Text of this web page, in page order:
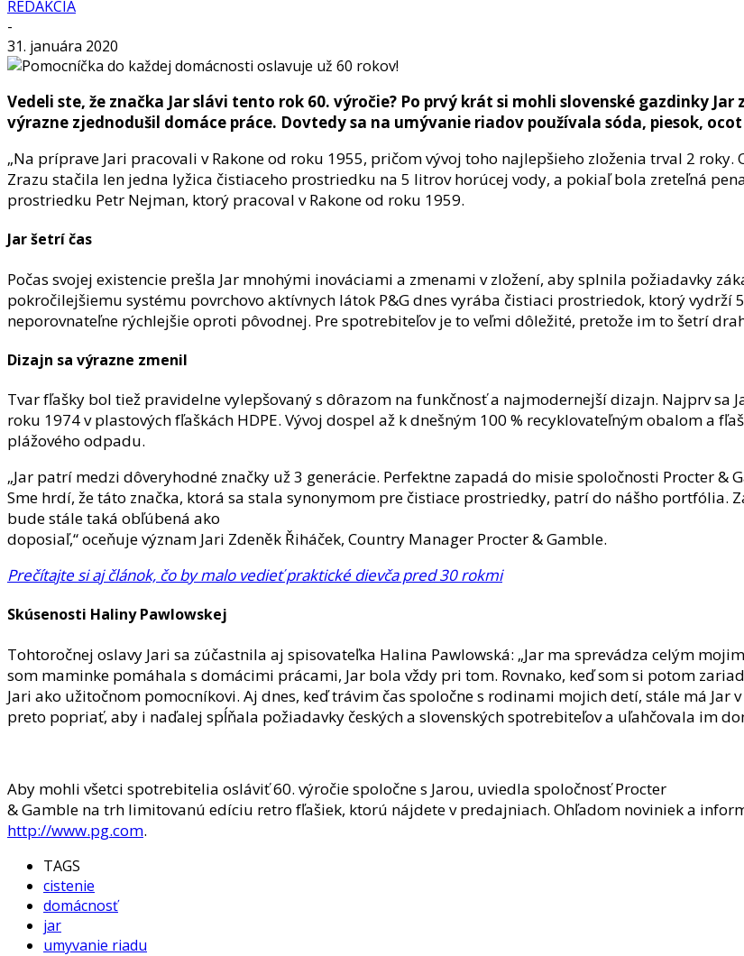
REDAKCIA
-
31. januára 2020
Vedeli ste, že značka Jar slávi tento rok 60. výročie? Po prvý krát si mohli slovenské gazdinky
výrazne zjednodušil domáce práce. Dovtedy sa na umývanie riadov používala sóda, piesok,
„Na príprave Jari pracovali v Rakone od roku 1955, pričom vývoj toho najlepšieho zloženia trval 2
Zrazu stačila len jedna lyžica čistiaceho prostriedku na 5 litrov horúcej vody, a pokiaľ bola zreteľná
prostriedku Petr Nejman, ktorý pracoval v Rakone od roku 1959.
Jar šetrí čas
Počas svojej existencie prešla Jar mnohými inováciami a zmenami v zložení, aby splnila požiadavky
pokročilejšiemu systému povrchovo aktívnych látok P&G dnes vyrába čistiaci prostriedok, ktorý
neporovnateľne rýchlejšie oproti pôvodnej. Pre spotrebiteľov je to veľmi dôležité, pretože im to šetrí
Dizajn sa výrazne zmenil
Tvar fľašky bol tiež pravidelne vylepšovaný s dôrazom na funkčnosť a najmodernejší dizajn. Najprv sa
roku 1974 v plastových fľaškách HDPE. Vývoj dospel až k dnešným 100 % recyklovateľným obalom a
plážového odpadu.
„Jar patrí medzi dôveryhodné značky už 3 generácie. Perfektne zapadá do misie spoločnosti Procter
Sme hrdí, že táto značka, ktorá sa stala synonymom pre čistiace prostriedky, patrí do nášho portfólia.
bude stále taká obľúbená ako
doposiaľ,“ oceňuje význam Jari Zdeněk Řiháček, Country Manager Procter & Gamble.
Prečítajte si aj článok, čo by malo vedieť praktické dievča pred 30 rokmi
Skúsenosti Haliny Pawlowskej
Tohtoročnej oslavy Jari sa zúčastnila aj spisovateľka Halina Pawlowská: „Jar ma sprevádza celým
som maminke pomáhala s domácimi prácami, Jar bola vždy pri tom. Rovnako, keď som si potom
Jari ako užitočnom pomocníkovi. Aj dnes, keď trávim čas spoločne s rodinami mojich detí, stále má Jar
preto popriať, aby i naďalej spĺňala požiadavky českých a slovenských spotrebiteľov a uľahčovala im
Aby mohli všetci spotrebitelia osláviť 60. výročie spoločne s Jarou, uviedla spoločnosť Procter
& Gamble na trh limitovanú edíciu retro fľašiek, ktorú nájdete v predajniach. Ohľadom noviniek a
http://www.pg.com.
TAGS
cistenie
domácnosť
jar
umyvanie riadu